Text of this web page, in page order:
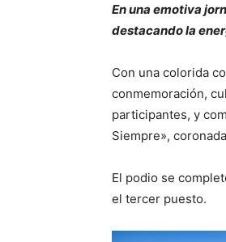
En una emotiva
destacando la
Con una colorida
conmemoración,
participantes, y
Siempre»,
El podio se
el tercer puesto.